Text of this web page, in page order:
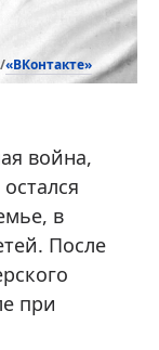
«ВКонтакте»
война,
в
После
при